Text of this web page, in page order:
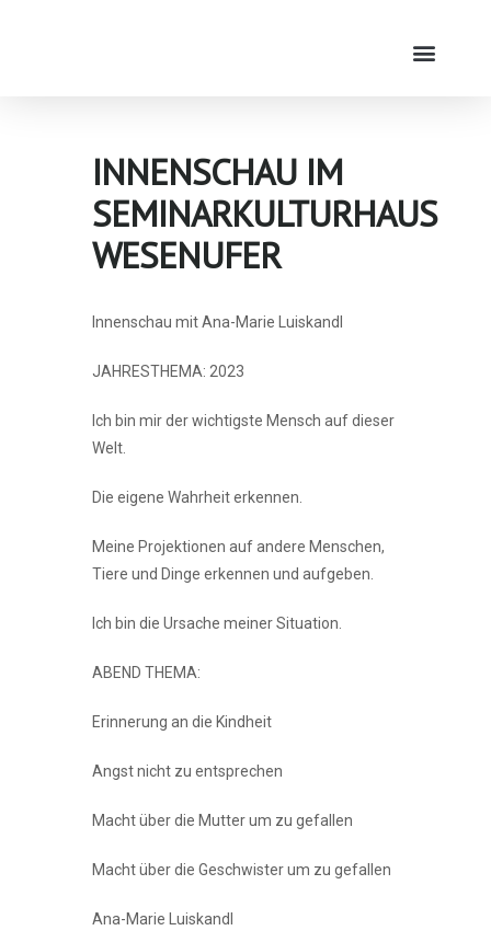
INNENSCHAU IM
SEMINARKULTURHAUS
WESENUFER
Innenschau mit Ana-Marie Luiskandl
JAHRESTHEMA: 2023
Ich bin mir der wichtigste Mensch auf dieser
Welt.
Die eigene Wahrheit erkennen.
Meine Projektionen auf andere Menschen,
Tiere und Dinge erkennen und aufgeben.
Ich bin die Ursache meiner Situation.
ABEND THEMA:
Erinnerung an die Kindheit
Angst nicht zu entsprechen
Macht über die Mutter um zu gefallen
Macht über die Geschwister um zu gefallen
Ana-Marie Luiskandl